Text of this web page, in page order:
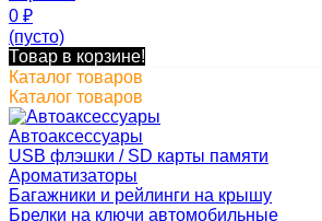
0 ₽
(пусто)
Товар в корзине!
Каталог товаров
Каталог товаров
Автоаксессуары
USB флэшки / SD карты памяти
Ароматизаторы
Багажники и рейлинги на крышу
Брелки на ключи автомобильные